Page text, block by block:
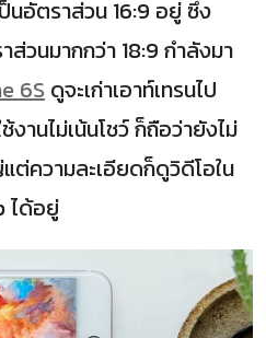
อัตราส่วน 16:9 อยู่ ซึ่ง
วนมากกว่า 18:9 กำลังมา
6Sดูจะเก่าเอาท์เทรนไป
านไม่เน้นโชว์ ก็ถือว่ายังไม่
ต่ความละเอียดก็ดูวิดีโอใน
ได้อยู่